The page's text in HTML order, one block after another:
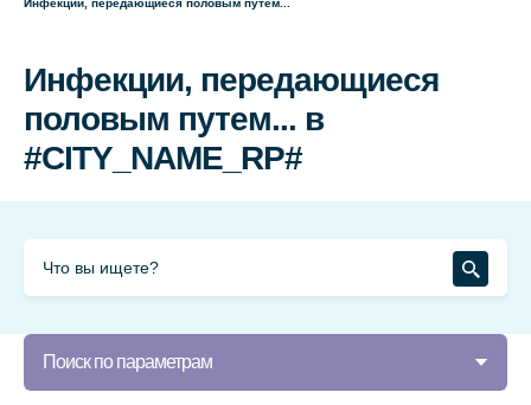
Инфекции, передающиеся половым путем...
Инфекции, передающиеся
половым путем... в
#CITY_NAME_RP#
Поиск по параметрам